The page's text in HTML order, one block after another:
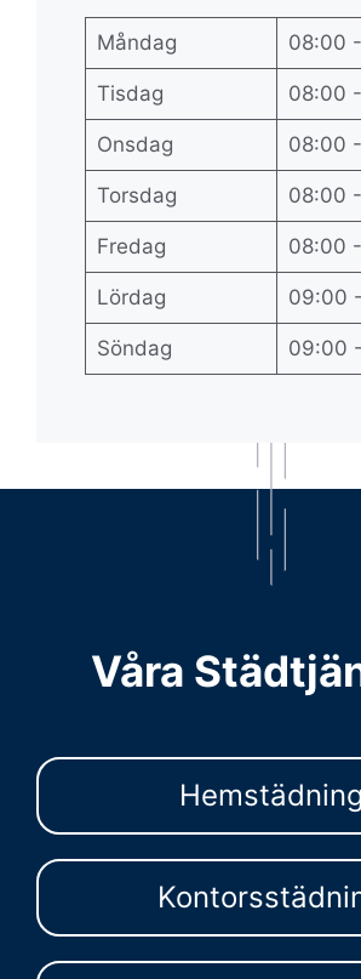
Måndag 08:00
Tisdag 08:00
Onsdag 08:00
Torsdag 08:00
Fredag 08:00
Lördag 09:00
Söndag 09:00
Våra
Hemstädning